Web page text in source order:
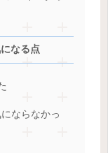
なる点
ならなかっ